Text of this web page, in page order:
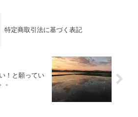
特定商取引法に基づく表記
！と願ってい
。